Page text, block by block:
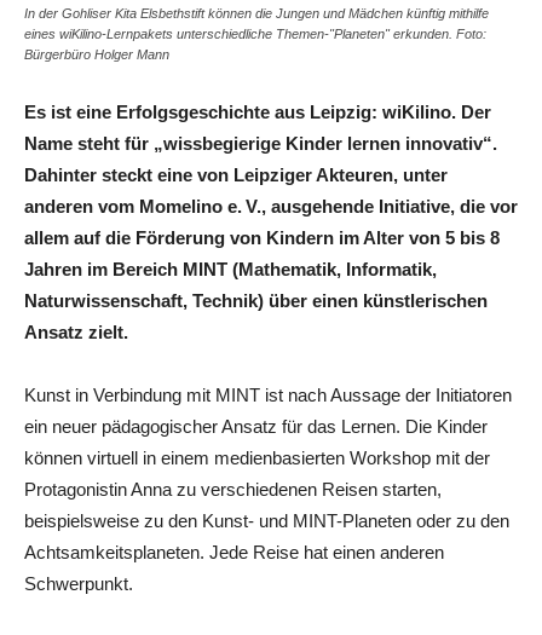
In der Gohliser Kita Elsbethstift können die Jungen und Mädchen künftig mithilfe
eines wiKilino-Lernpakets unterschiedliche Themen-"Planeten" erkunden. Foto:
Bürgerbüro Holger Mann
Es ist eine Erfolgsgeschichte aus Leipzig: wiKilino. Der
Name steht für „wissbegierige Kinder lernen innovativ“.
Dahinter steckt eine von Leipziger Akteuren, unter
anderen vom Momelino e. V., ausgehende Initiative, die vor
allem auf die Förderung von Kindern im Alter von 5 bis 8
Jahren im Bereich MINT (Mathematik, Informatik,
Naturwissenschaft, Technik) über einen künstlerischen
Ansatz zielt.
Kunst in Verbindung mit MINT ist nach Aussage der Initiatoren
ein neuer pädagogischer Ansatz für das Lernen. Die Kinder
können virtuell in einem medienbasierten Workshop mit der
Protagonistin Anna zu verschiedenen Reisen starten,
beispielsweise zu den Kunst- und MINT-Planeten oder zu den
Achtsamkeitsplaneten. Jede Reise hat einen anderen
Schwerpunkt.